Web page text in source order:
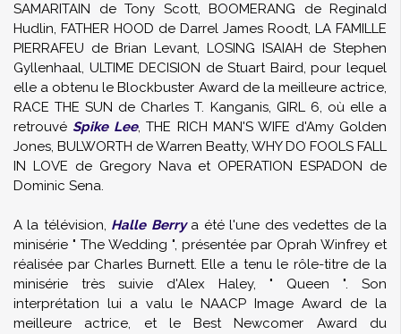
SAMARITAIN de Tony Scott, BOOMERANG de Reginald
Hudlin, FATHER HOOD de Darrel James Roodt, LA FAMILLE
PIERRAFEU de Brian Levant, LOSING ISAIAH de Stephen
Gyllenhaal, ULTIME DECISION de Stuart Baird, pour lequel
elle a obtenu le Blockbuster Award de la meilleure actrice,
RACE THE SUN de Charles T. Kanganis, GIRL 6, où elle a
retrouvéSpike Lee, THE RICH MAN'S WIFE d'Amy Golden
Jones, BULWORTH de Warren Beatty, WHY DO FOOLS FALL
IN LOVE de Gregory Nava et OPERATION ESPADON de
Dominic Sena.
A la télévision, Halle Berrya été l'une des vedettes de la
minisérie " The Wedding ", présentée par Oprah Winfrey et
réalisée par Charles Burnett. Elle a tenu le rôle-titre de la
minisérie très suivie d'Alex Haley, " Queen ". Son
interprétation lui a valu le NAACP Image Award de la
meilleure actrice, et le Best Newcomer Award du